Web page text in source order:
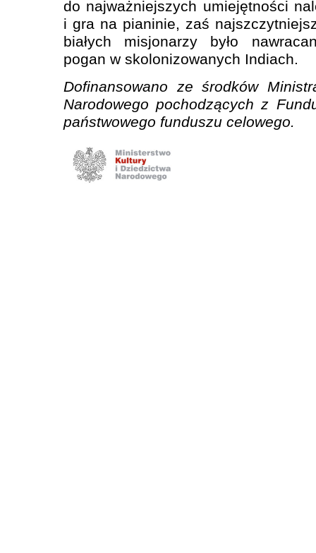
do najważniejszych umiejętności
i gra na pianinie, zaś
białych misjonarzy było
pogan w skolonizowanych Indiach.
Dofinansowano ze środków
Narodowego pochodzących z
państwowego funduszu celowego.